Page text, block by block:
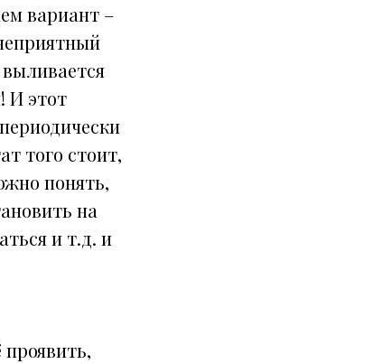
вариант –
И этот
того стоит,
понять,
на
и т.д. и